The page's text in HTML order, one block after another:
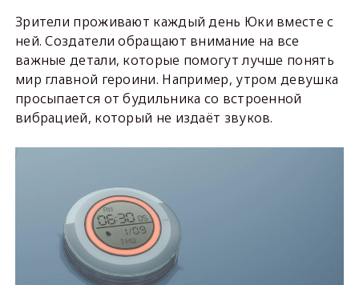
Зрители проживают каждый день Юки вместе с
ней. Создатели обращают внимание на все
важные детали, которые помогут лучше понять
мир главной героини. Например, утром девушка
просыпается от будильника со встроенной
вибрацией, который не издаёт звуков.